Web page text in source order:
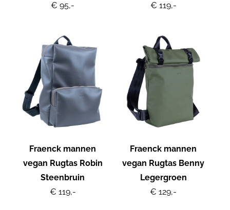
€ 95,-
€ 119,-
Fraenck mannen
vegan Rugtas Robin
Steenbruin
€ 119,-
Fraenck mannen
vegan Rugtas Benny
Legergroen
€ 129,-